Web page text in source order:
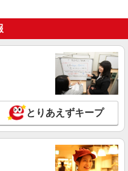
/KT6001177830
ーター
★交通費規定に基づき交通費支
詳細を見る
/KT600116106903
ーター/データ入力
とりあえずキープ